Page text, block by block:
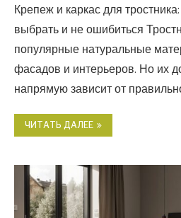
Крепеж и каркас для
выбрать и не ошибиться
популярные натуральные
фасадов и интерьеров. Но их
напрямую зависит от
ЧИТАТЬ ДАЛЕЕ